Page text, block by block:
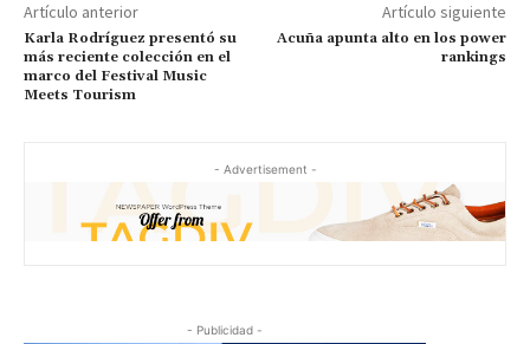
Artículo anterior
Karla Rodríguez presentó su
más reciente colección en el
marco del Festival Music
Meets Tourism
Artículo siguiente
Acuña apunta alto en los power
rankings
- Advertisement -
- Publicidad -